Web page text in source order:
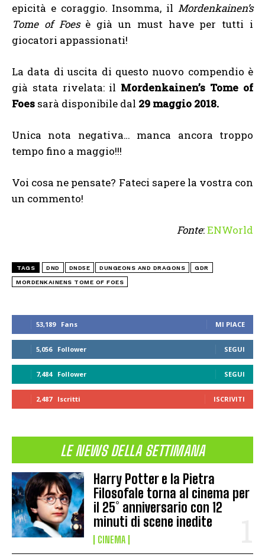
53,189 Fans MI PIACE
5,056 Follower SEGUI
7,484 Follower SEGUI
2,487 Iscritti ISCRIVITI
LE NEWS DELLA SETTIMANA
Harry Potter e la Pietra
Filosofale torna al cinema per
il 25° anniversario con 12
minuti di scene inedite
CINEMA
epicità e coraggio. Insomma, il Mordenkainen’s
Tome of Foesè già un must have per tutti i
giocatori appassionati!
La data di uscita di questo nuovo compendio è
già stata rivelata: il Mordenkainen’s Tome of
Foes sarà disponibile dal 29 maggio 2018.
Unica nota negativa… manca ancora troppo
tempo fino a maggio!!!
Voi cosa ne pensate? Fateci sapere la vostra con
un commento!
Fonte:ENWorld
TAGS DND DND5E DUNGEONS AND DRAGONS GDR
MORDENKAINENS TOME OF FOES